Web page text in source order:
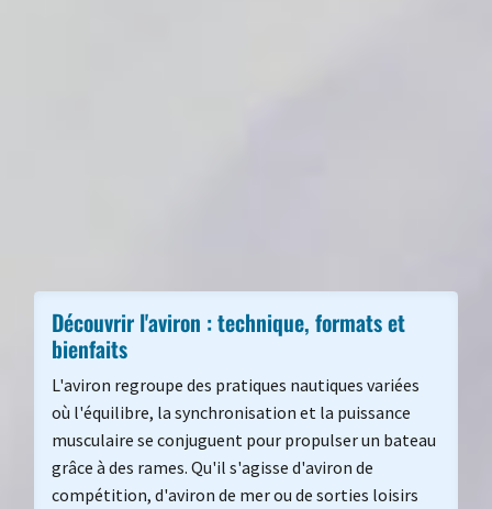
Découvrir l'aviron : technique, formats et
bienfaits
L'aviron regroupe des pratiques nautiques variées
où l'équilibre, la synchronisation et la puissance
musculaire se conjuguent pour propulser un bateau
grâce à des rames. Qu'il s'agisse d'aviron de
compétition, d'aviron de mer ou de sorties loisirs